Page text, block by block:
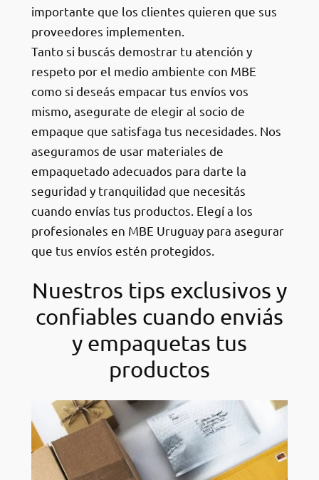
importante que los clientes quieren que sus
proveedores implementen.
Tanto si buscás demostrar tu atención y
respeto por el medio ambiente con MBE
como si deseás empacar tus envíos vos
mismo, asegurate de elegir al socio de
empaque que satisfaga tus necesidades. Nos
aseguramos de usar materiales de
empaquetado adecuados para darte la
seguridad y tranquilidad que necesitás
cuando envías tus productos. Elegí a los
profesionales en MBE Uruguay para asegurar
que tus envíos estén protegidos.
Nuestros tips exclusivos y
confiables cuando enviás
y empaquetas tus
productos